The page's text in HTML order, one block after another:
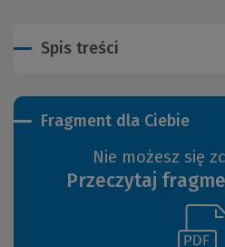
Fragment dla Ciebie
Nie możesz się
Przeczytaj
Spis treści